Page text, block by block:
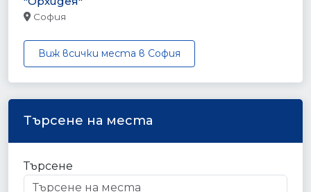
София
Виж всички места в София
Търсене на места
Търсене